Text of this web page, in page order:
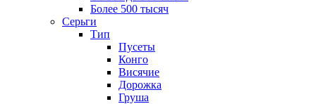
Более 500 тысяч
Серьги
Тип
Пусеты
Конго
Висячие
Дорожка
Груша